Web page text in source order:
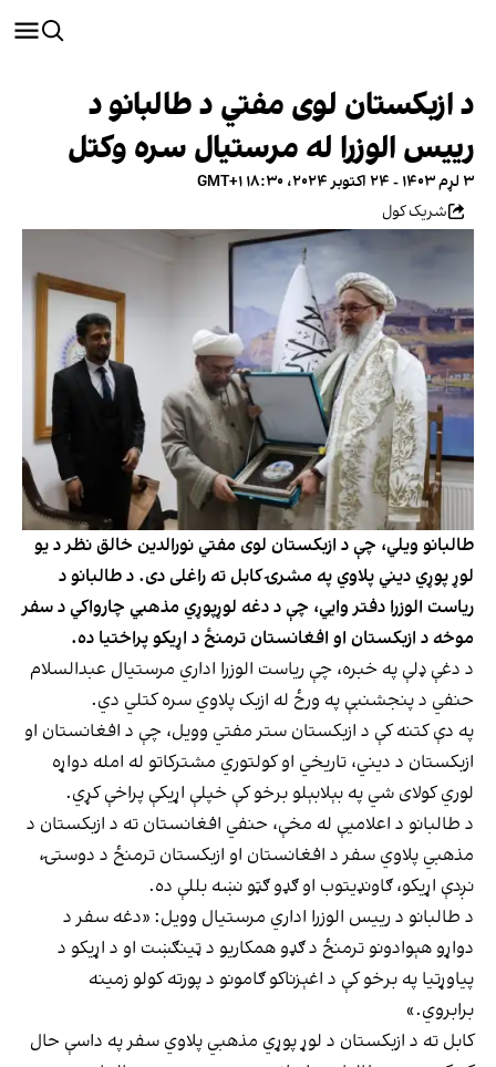
د ازبکستان لوی مفتي د طالبانو د
رییس الوزرا له مرستیال سره وکتل
۳ لړم ۱۴۰۳ - ۲۴ اکتوبر ۲۰۲۴، ۱۸:۳۰ GMT+۱
شریک کول
طالبانو ویلي، چې د ازبکستان لوی مفتي نورالدین خالق نظر د یو
لوړ پوړي دیني پلاوي په مشرۍ کابل ته راغلی دی. د طالبانو د
ریاست الوزرا دفتر وايي، چې د دغه لوړپوړي مذهبي چارواکي د سفر
موخه د ازبکستان او افغانستان ترمنځ د اړیکو پراختیا ده.
د دغې ډلې په خبره، چې ریاست الوزرا اداري مرستیال عبدالسلام
حنفي د پنجشنبې په ورځ له ازبک پلاوي سره کتلي دي.
په دې کتنه کې د ازبکستان ستر مفتي وویل، چې د افغانستان او
ازبکستان د دیني، تاریخي او کولتوري مشترکاتو له امله دواړه
لوري کولای شي په بېلابېلو برخو کې خپلې اړیکې پراخې کړي.
د طالبانو د اعلامیې له مخې، حنفي افغانستان ته د ازبکستان د
مذهبي پلاوي سفر د افغانستان او ازبکستان ترمنځ د دوستۍ،
نږدې اړیکو، ګاونډیتوب او ګډو ګټو نښه بللې ده.
د طالبانو د رییس الوزرا اداري مرستيال وويل: «دغه سفر د
دواړو هېوادونو ترمنځ د ګډو همکاريو د ټينګښت او د اړيکو د
پياوړتيا په برخو کې د اغېزناکو ګامونو د پورته کولو زمينه
برابروي.»
کابل ته د ازبکستان د لوړ پوړي مذهبي پلاوي سفر په داسې حال